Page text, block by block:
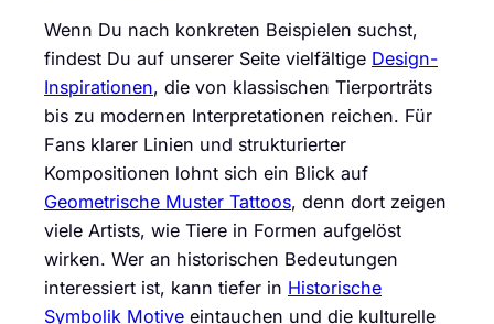
Wenn Du nach konkreten Beispielen suchst,
findest Du auf unserer Seite vielfältige Design-
Inspirationen, die von klassischen Tierporträts
bis zu modernen Interpretationen reichen. Für
Fans klarer Linien und strukturierter
Kompositionen lohnt sich ein Blick auf
Geometrische Muster Tattoos, denn dort zeigen
viele Artists, wie Tiere in Formen aufgelöst
wirken. Wer an historischen Bedeutungen
interessiert ist, kann tiefer in Historische
Symbolik Motive eintauchen und die kulturelle